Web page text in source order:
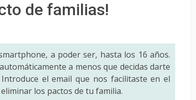
de familias!
a poder ser, hasta los 16 años.
a menos que decidas darte
el email que nos facilitaste en el
los pactos de tu familia.